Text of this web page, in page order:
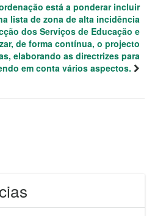
está a ponderar incluir
lista de zona de alta incidência
dos Serviços de Educação e
de forma contínua, o projecto
elaborando as directrizes para
em conta vários aspectos.